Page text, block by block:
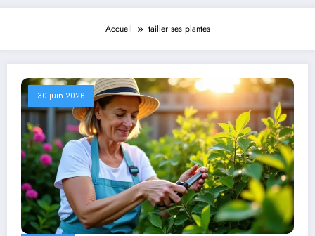
Accueil tailler ses plantes
30 juin 2026